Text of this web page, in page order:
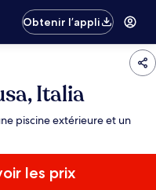
Obtenir l’appli
Italia
piscine extérieure et un
les prix